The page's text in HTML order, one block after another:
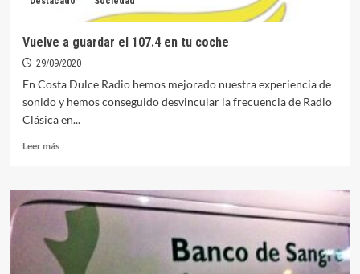
Vuelve a guardar el 107.4 en tu coche
29/09/2020
En Costa Dulce Radio hemos mejorado nuestra experiencia de
sonido y hemos conseguido desvincular la frecuencia de Radio
Clásica en...
Leer másLeer
Vuelve
a
guardar
en